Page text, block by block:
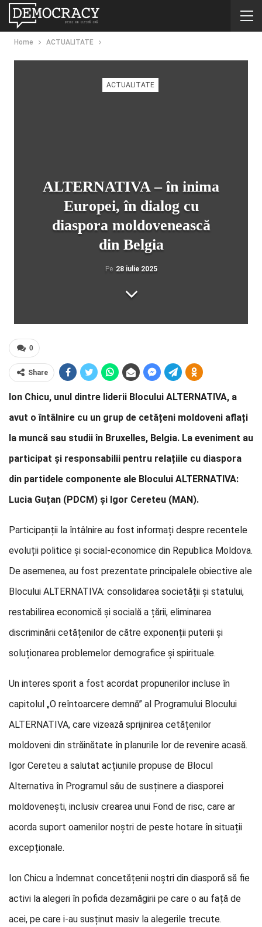
Home ACTUALITATE
ACTUALITATE
ALTERNATIVA – în inima
Europei, în dialog cu
diaspora moldovenească
din Belgia
Pe 28 iulie 2025
0
Share
Ion Chicu, unul dintre liderii Blocului ALTERNATIVA, a
avut o întâlnire cu un grup de cetățeni moldoveni aflați
la muncă sau studii în Bruxelles, Belgia. La eveniment au
participat și responsabilii pentru relațiile cu diaspora
din partidele componente ale Blocului ALTERNATIVA:
Lucia Guțan (PDCM) și Igor Cereteu (MAN).
Participanții la întâlnire au fost informați despre recentele
evoluții politice și social-economice din Republica Moldova.
De asemenea, au fost prezentate principalele obiective ale
Blocului ALTERNATIVA: consolidarea societății și statului,
restabilirea economică și socială a țării, eliminarea
discriminării cetățenilor de către exponenții puterii și
soluționarea problemelor demografice și spirituale.
Un interes sporit a fost acordat propunerilor incluse în
capitolul „O reîntoarcere demnă” al Programului Blocului
ALTERNATIVA, care vizează sprijinirea cetățenilor
moldoveni din străinătate în planurile lor de revenire acasă.
Igor Cereteu a salutat acțiunile propuse de Blocul
Alternativa în Programul său de susținere a diasporei
moldovenești, inclusiv crearea unui Fond de risc, care ar
acorda suport oamenilor noștri de peste hotare în situații
excepționale.
Ion Chicu a îndemnat concetățenii noștri din diasporă să fie
activi la alegeri în pofida dezamăgirii pe care o au față de
acei, pe care i-au susținut masiv la alegerile trecute.